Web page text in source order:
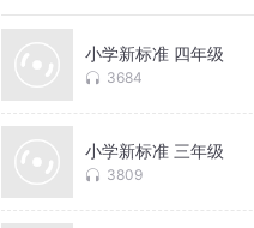
小学新标准 四年级
3684
小学新标准 三年级
3809